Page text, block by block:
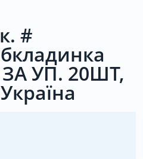
#
ЗА УП. 20ШТ,